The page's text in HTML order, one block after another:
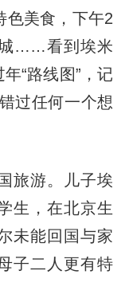
色美食，下午2
城……看到埃米
“路线图”，记
过任何一个想
游。儿子埃
生，在北京生
未能回国与家
子二人更有特